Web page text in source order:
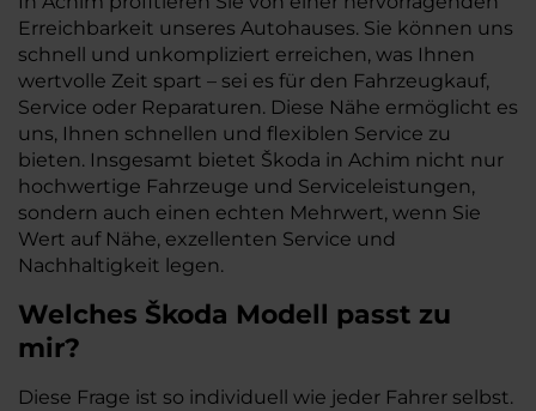
Erreichbarkeit unseres Autohauses. Sie können uns
schnell und unkompliziert erreichen, was Ihnen
wertvolle Zeit spart – sei es für den Fahrzeugkauf,
Service oder Reparaturen. Diese Nähe ermöglicht es
uns, Ihnen schnellen und flexiblen Service zu
bieten. Insgesamt bietet Škoda in Achim nicht nur
hochwertige Fahrzeuge und Serviceleistungen,
sondern auch einen echten Mehrwert, wenn Sie
Wert auf Nähe, exzellenten Service und
Nachhaltigkeit legen.
Welches Škoda Modell passt zu
mir?
Diese Frage ist so individuell wie jeder Fahrer selbst.